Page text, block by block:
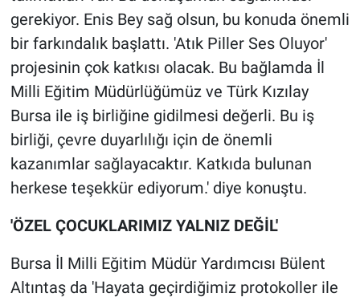
gerekiyor. Enis Bey sağ olsun, bu konuda önemli
bir farkındalık başlattı. 'Atık Piller Ses Oluyor'
projesinin çok katkısı olacak. Bu bağlamda İl
Milli Eğitim Müdürlüğümüz ve Türk Kızılay
Bursa ile iş birliğine gidilmesi değerli. Bu iş
birliği, çevre duyarlılığı için de önemli
kazanımlar sağlayacaktır. Katkıda bulunan
herkese teşekkür ediyorum.' diye konuştu.
'ÖZEL ÇOCUKLARIMIZ YALNIZ DEĞİL'
Bursa İl Milli Eğitim Müdür Yardımcısı Bülent
Altıntaş da 'Hayata geçirdiğimiz protokoller ile